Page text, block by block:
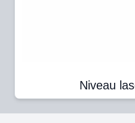
Niveau